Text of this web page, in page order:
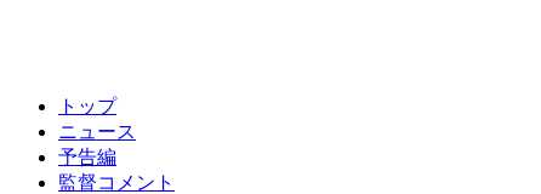
トップ
ニュース
予告編
監督コメント